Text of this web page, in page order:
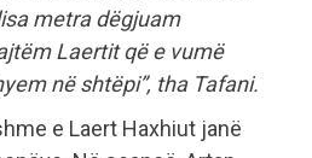
metra dëgjuam
Laertit që e vumë
në shtëpi”, tha Tafani.
e Laert Haxhiut janë